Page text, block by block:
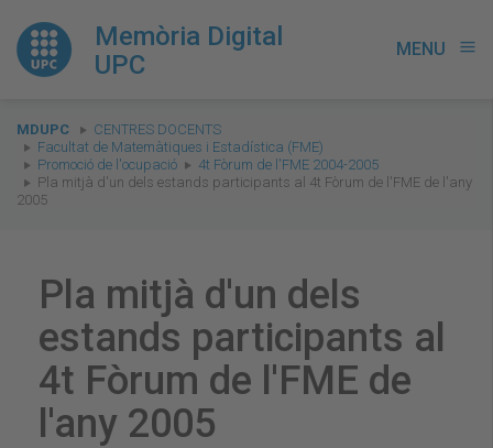
Memòria Digital
UPC
MENU menu
You
are
here:
MDUPC
CENTRES DOCENTS
Facultat de Matemàtiques i Estadística (FME)
Promoció de l'ocupació
4t Fòrum de l'FME 2004-2005
Pla mitjà d'un dels estands participants al 4t Fòrum de l'FME de l'any
2005
Pla mitjà d'un dels
estands participants al
4t Fòrum de l'FME de
l'any 2005